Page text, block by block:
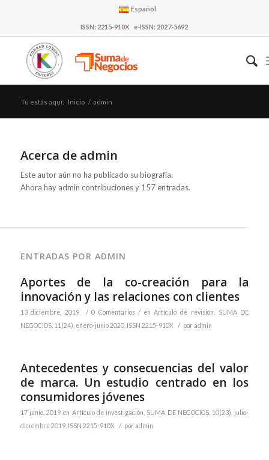
Español
ISSN: 2215-910X e-ISSN: 2027-5692
Tú estás aquí: Inicio / admin
Acerca de admin
Este autor aún no ha publicado su biografía.
Ahora hay admin contribuciones y 157 entradas.
ENTRADAS POR ADMIN
Aportes de la co-creación para la
innovación y las relaciones con clientes
13 diciembre, 2019 / 0 Comentarios / enArtículo de revisión
SUMA DE
NEGOCIOS, 11(24), enero-junio 2020, ISSN 2215-910X
/ por admin
Antecedentes y consecuencias del valor
de marca. Un estudio centrado en los
consumidores jóvenes
17 junio, 2019 en Artículo de investigación SUMA DE NEGOCIOS, 10(23), julio-
diciembre 2019, ISSN 2215-910X
/ por admin